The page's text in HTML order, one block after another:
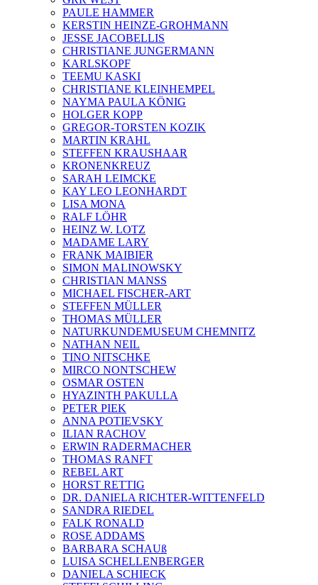
PAULE HAMMER
KERSTIN HEINZE-GROHMANN
JESSE JACOBELLIS
CHRISTIANE JUNGERMANN
KARLSKOPF
TEEMU KASKI
CHRISTIANE KLEINHEMPEL
NAYMA PAULA KÖNIG
HOLGER KOPP
GREGOR-TORSTEN KOZIK
MARTIN KRAHL
STEFFEN KRAUSHAAR
KRONENKREUZ
SARAH LEIMCKE
KAY LEO LEONHARDT
LISA MONA
RALF LÖHR
HEINZ W. LOTZ
MADAME LARY
FRANK MAIBIER
SIMON MALINOWSKY
CHRISTIAN MANSS
MICHAEL FISCHER-ART
STEFFEN MÜLLER
THOMAS MÜLLER
NATURKUNDEMUSEUM CHEMNITZ
NATHAN NEIL
TINO NITSCHKE
MIRCO NONTSCHEW
OSMAR OSTEN
HYAZINTH PAKULLA
PETER PIEK
ANNA POTIEVSKY
ILIAN RACHOV
ERWIN RADERMACHER
THOMAS RANFT
REBEL ART
HORST RETTIG
DR. DANIELA RICHTER-WITTENFELD
SANDRA RIEDEL
FALK RONALD
ROSE ADDAMS
BARBARA SCHAUß
LUISA SCHELLENBERGER
DANIELA SCHIECK